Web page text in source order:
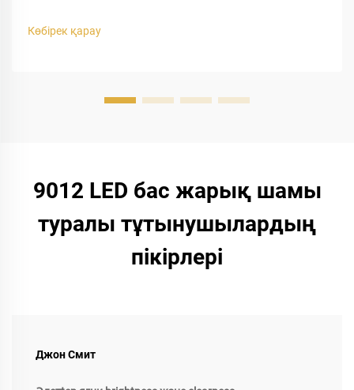
стандартталған цоколь дизайны. Практикалық
автомобильдік жарықтандыруды жаңарту кезінде H1
Көбірек қарау
9012 LED бас жарық шамы
туралы тұтынушылардың
пікірлері
Джон Смит